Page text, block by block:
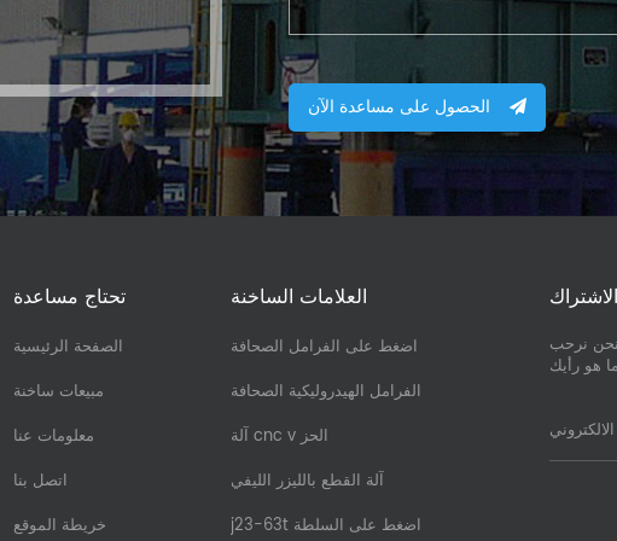
الحصول على مساعدة الآن
تحتاج مساعدة
الصفحة الرئيسية
مبيعات ساخنة
معلومات عنا
اتصل بنا
خريطة الموقع
العلامات الساخنة
اضغط على الفرامل الصحافة
الفرامل الهيدروليكية الصحافة
آلة cnc v الحز
آلة القطع بالليزر الليفي
j23-63t اضغط على السلطة
الاشتراك
نرحب